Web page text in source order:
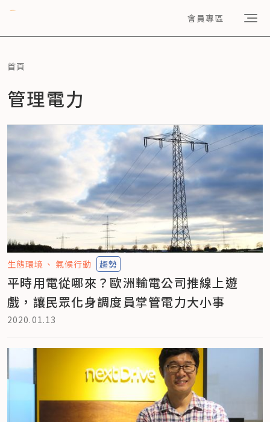
會員專區
首頁
管理電力
生態環境 氣候行動 趨勢
平時用電從哪來？歐洲輸電公司推線上遊
戲，讓民眾化身調度員掌管電力大小事
2020.01.13